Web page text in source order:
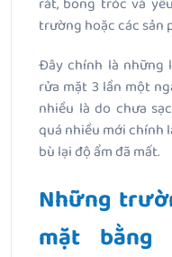
trường hoặc các sản
Đây chính là những
rửa mặt 3 lần một
nhiều là do chưa
quá nhiều mới chính
bù lại độ ẩm đã mất.
Những
mặt